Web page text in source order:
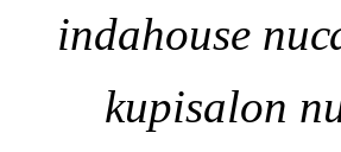
indahouse
kupisalon